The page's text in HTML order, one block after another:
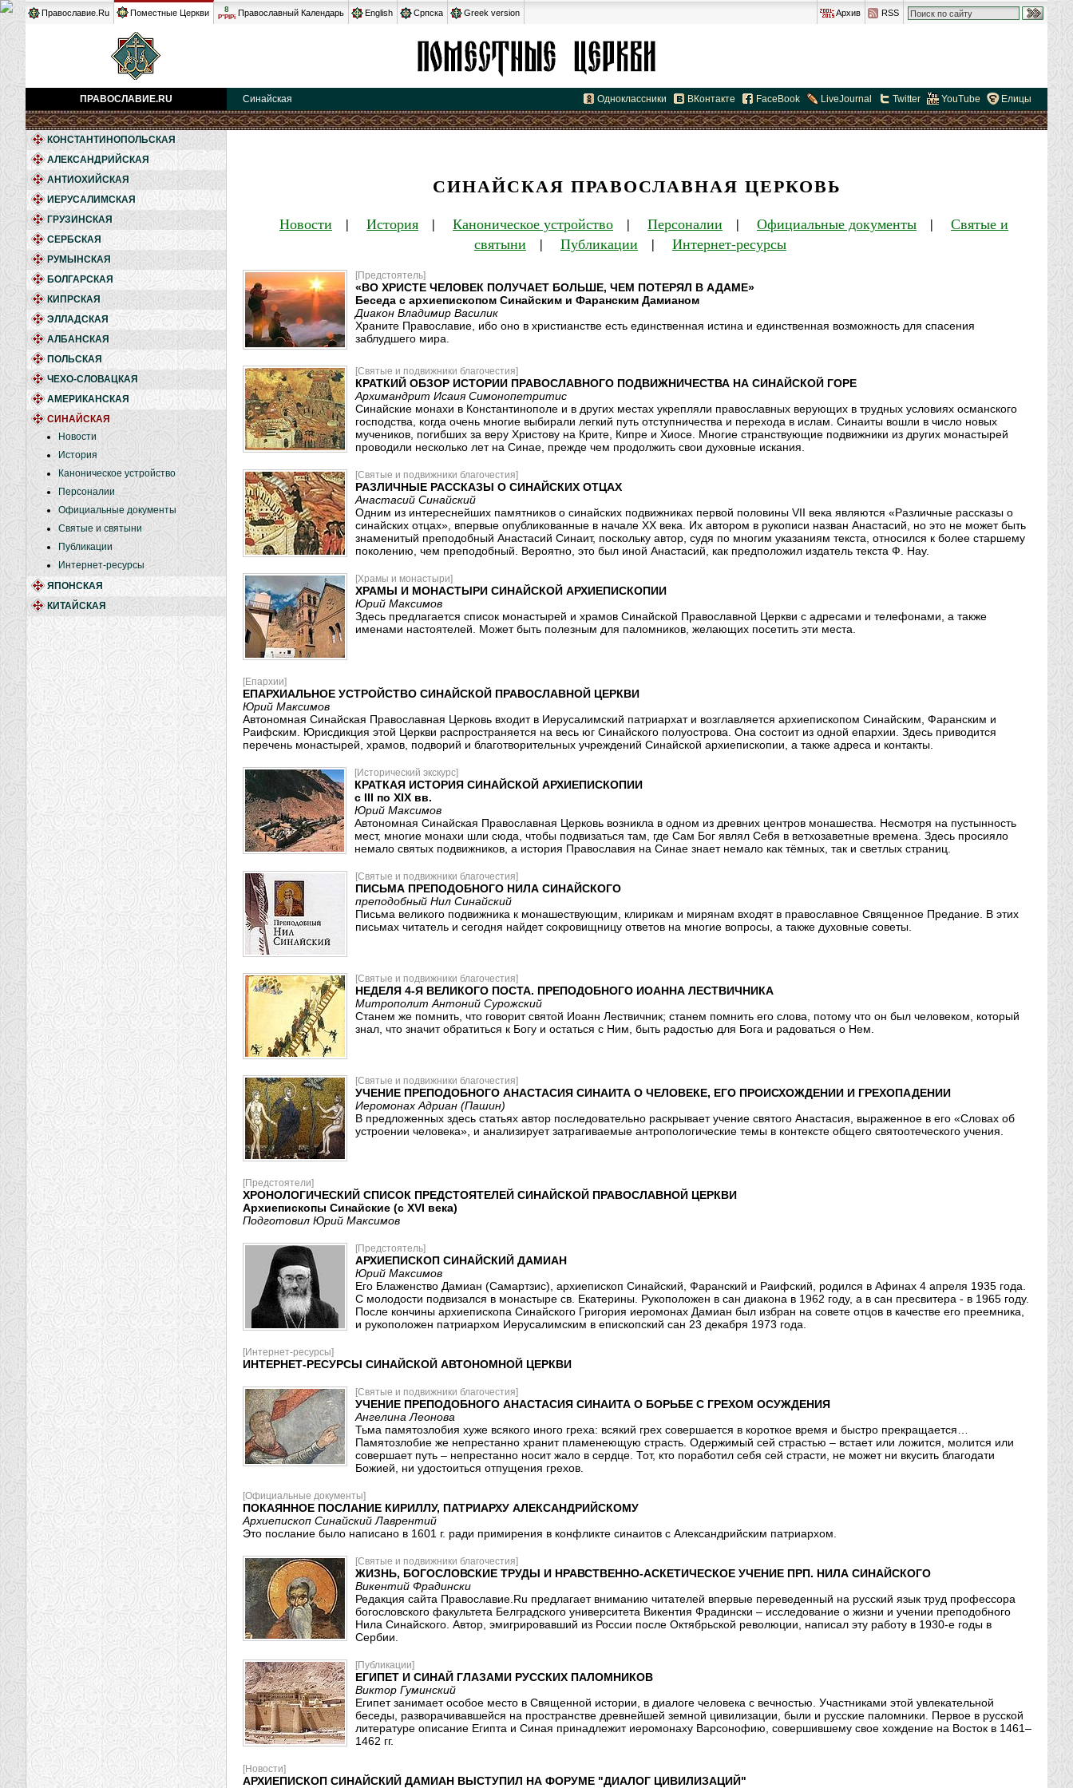
Православие.Ru Поместные Церкви 8
Р°РІРі Православный Календарь English Српска Greek version Архив RSS
ПРАВОСЛАВИЕ.RU Синайская Одноклассники ВКонтакте FaceBook LiveJournal Twitter YouTube Елицы
КОНСТАНТИНОПОЛЬСКАЯ
АЛЕКСАНДРИЙСКАЯ
АНТИОХИЙСКАЯ
ИЕРУСАЛИМСКАЯ
ГРУЗИНСКАЯ
СЕРБСКАЯ
РУМЫНСКАЯ
БОЛГАРСКАЯ
КИПРСКАЯ
ЭЛЛАДСКАЯ
АЛБАНСКАЯ
ПОЛЬСКАЯ
ЧЕХО-СЛОВАЦКАЯ
АМЕРИКАНСКАЯ
СИНАЙСКАЯ
Новости
История
Каноническое устройство
Персоналии
Официальные документы
Святые и святыни
Публикации
Интернет-ресурсы
ЯПОНСКАЯ
КИТАЙСКАЯ
СИНАЙСКАЯ ПРАВОСЛАВНАЯ ЦЕРКОВЬ
Новости | История | Каноническое устройство | Персоналии | Официальные документы | Святые и
святыни | Публикации | Интернет-ресурсы
[Предстоятель]
«ВО ХРИСТЕ ЧЕЛОВЕК ПОЛУЧАЕТ БОЛЬШЕ, ЧЕМ ПОТЕРЯЛ В АДАМЕ»
Беседа с архиепископом Синайским и Фаранским Дамианом
Диакон Владимир Василик
Храните Православие, ибо оно в христианстве есть единственная истина и единственная возможность для спасения
заблудшего мира.
[Святые и подвижники благочестия]
КРАТКИЙ ОБЗОР ИСТОРИИ ПРАВОСЛАВНОГО ПОДВИЖНИЧЕСТВА НА СИНАЙСКОЙ ГОРЕ
Архимандрит Исаия Симонопетритис
Синайские монахи в Константинополе и в других местах укрепляли православных верующих в трудных условиях османского
господства, когда очень многие выбирали легкий путь отступничества и перехода в ислам. Синаиты вошли в число новых
мучеников, погибших за веру Христову на Крите, Кипре и Хиосе. Многие странствующие подвижники из других монастырей
проводили несколько лет на Синае, прежде чем продолжить свои духовные искания.
[Святые и подвижники благочестия]
РАЗЛИЧНЫЕ РАССКАЗЫ О СИНАЙСКИХ ОТЦАХ
Анастасий Синайский
Одним из интереснейших памятников о синайских подвижниках первой половины VII века являются «Различные рассказы о
синайских отцах», впервые опубликованные в начале ХХ века. Их автором в рукописи назван Анастасий, но это не может быть
знаменитый преподобный Анастасий Синаит, поскольку автор, судя по многим указаниям текста, относился к более старшему
поколению, чем преподобный. Вероятно, это был иной Анастасий, как предположил издатель текста Ф. Нау.
[Храмы и монастыри]
ХРАМЫ И МОНАСТЫРИ СИНАЙСКОЙ АРХИЕПИСКОПИИ
Юрий Максимов
Здесь предлагается список монастырей и храмов Синайской Православной Церкви с адресами и телефонами, а также
именами настоятелей. Может быть полезным для паломников, желающих посетить эти места.
[Епархии]
ЕПАРХИАЛЬНОЕ УСТРОЙСТВО СИНАЙСКОЙ ПРАВОСЛАВНОЙ ЦЕРКВИ
Юрий Максимов
Автономная Синайская Православная Церковь входит в Иерусалимский патриархат и возглавляется архиепископом Синайским, Фаранским и
Раифским. Юрисдикция этой Церкви распространяется на весь юг Синайского полуострова. Она состоит из одной епархии. Здесь приводится
перечень монастырей, храмов, подворий и благотворительных учреждений Синайской архиепископии, а также адреса и контакты.
[Исторический экскурс]
КРАТКАЯ ИСТОРИЯ СИНАЙСКОЙ АРХИЕПИСКОПИИ
с III по XIX вв.
Юрий Максимов
Автономная Синайская Православная Церковь возникла в одном из древних центров монашества. Несмотря на пустынность
мест, многие монахи шли сюда, чтобы подвизаться там, где Сам Бог являл Себя в ветхозаветные времена. Здесь просияло
немало святых подвижников, а история Православия на Синае знает немало как тёмных, так и светлых страниц.
[Святые и подвижники благочестия]
ПИСЬМА ПРЕПОДОБНОГО НИЛА СИНАЙСКОГО
преподобный Нил Синайский
Письма великого подвижника к монашествующим, клирикам и мирянам входят в православное Священное Предание. В этих
письмах читатель и сегодня найдет сокровищницу ответов на многие вопросы, а также духовные советы.
[Святые и подвижники благочестия]
НЕДЕЛЯ 4-Я ВЕЛИКОГО ПОСТА. ПРЕПОДОБНОГО ИОАННА ЛЕСТВИЧНИКА
Митрополит Антоний Сурожский
Станем же помнить, что говорит святой Иоанн Лествичник; станем помнить его слова, потому что он был человеком, который
знал, что значит обратиться к Богу и остаться с Ним, быть радостью для Бога и радоваться о Нем.
[Святые и подвижники благочестия]
УЧЕНИЕ ПРЕПОДОБНОГО АНАСТАСИЯ СИНАИТА О ЧЕЛОВЕКЕ, ЕГО ПРОИСХОЖДЕНИИ И ГРЕХОПАДЕНИИ
Иеромонах Адриан (Пашин)
В предложенных здесь статьях автор последовательно раскрывает учение святого Анастасия, выраженное в его «Словах об
устроении человека», и анализирует затрагиваемые антропологические темы в контексте общего святоотеческого учения.
[Предстоятели]
ХРОНОЛОГИЧЕСКИЙ СПИСОК ПРЕДСТОЯТЕЛЕЙ СИНАЙСКОЙ ПРАВОСЛАВНОЙ ЦЕРКВИ
Архиепископы Синайские (с XVI века)
Подготовил Юрий Максимов
[Предстоятель]
АРХИЕПИСКОП СИНАЙСКИЙ ДАМИАН
Юрий Максимов
Его Блаженство Дамиан (Самартзис), архиепископ Синайский, Фаранский и Раифский, родился в Афинах 4 апреля 1935 года.
С молодости подвизался в монастыре св. Екатерины. Рукоположен в сан диакона в 1962 году, а в сан пресвитера - в 1965 году.
После кончины архиепископа Синайского Григория иеромонах Дамиан был избран на совете отцов в качестве его преемника,
и рукоположен патриархом Иерусалимским в епископский сан 23 декабря 1973 года.
[Интернет-ресурсы]
ИНТЕРНЕТ-РЕСУРСЫ СИНАЙСКОЙ АВТОНОМНОЙ ЦЕРКВИ
[Святые и подвижники благочестия]
УЧЕНИЕ ПРЕПОДОБНОГО АНАСТАСИЯ СИНАИТА О БОРЬБЕ С ГРЕХОМ ОСУЖДЕНИЯ
Ангелина Леонова
Тьма памятозлобия хуже всякого иного греха: всякий грех совершается в короткое время и быстро прекращается…
Памятозлобие же непрестанно хранит пламенеющую страсть. Одержимый сей страстью – встает или ложится, молится или
совершает путь – непрестанно носит жало в сердце. Тот, кто поработил себя сей страсти, не может ни вкусить благодати
Божией, ни удостоиться отпущения грехов.
[Официальные документы]
ПОКАЯННОЕ ПОСЛАНИЕ КИРИЛЛУ, ПАТРИАРХУ АЛЕКСАНДРИЙСКОМУ
Архиепископ Синайский Лаврентий
Это послание было написано в 1601 г. ради примирения в конфликте синаитов с Александрийским патриархом.
[Святые и подвижники благочестия]
ЖИЗНЬ, БОГОСЛОВСКИЕ ТРУДЫ И НРАВСТВЕННО-АСКЕТИЧЕСКОЕ УЧЕНИЕ ПРП. НИЛА СИНАЙСКОГО
Викентий Фрадински
Редакция сайта Православие.Ru предлагает вниманию читателей впервые переведенный на русский язык труд профессора
богословского факультета Белградского университета Викентия Фрадински – исследование о жизни и учении преподобного
Нила Синайского. Автор, эмигрировавший из России после Октябрьской революции, написал эту работу в 1930-е годы в
Сербии.
[Публикации]
ЕГИПЕТ И СИНАЙ ГЛАЗАМИ РУССКИХ ПАЛОМНИКОВ
Виктор Гуминский
Египет занимает особое место в Священной истории, в диалоге человека с вечностью. Участниками этой увлекательной
беседы, разворачивавшейся на пространстве древнейшей земной цивилизации, были и русские паломники. Первое в русской
литературе описание Египта и Синая принадлежит иеромонаху Варсонофию, совершившему свое хождение на Восток в 1461–
1462 гг.
[Новости]
АРХИЕПИСКОП СИНАЙСКИЙ ДАМИАН ВЫСТУПИЛ НА ФОРУМЕ "ДИАЛОГ ЦИВИЛИЗАЦИЙ"